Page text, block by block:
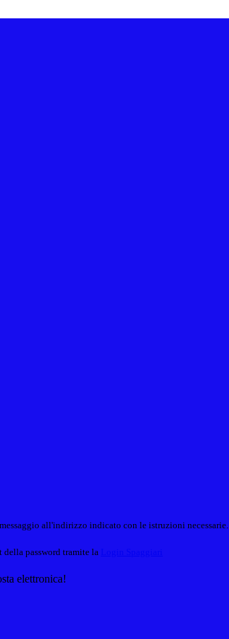
all'indirizzo indicato con le istruzioni necessarie.
della password tramite la
elettronica!